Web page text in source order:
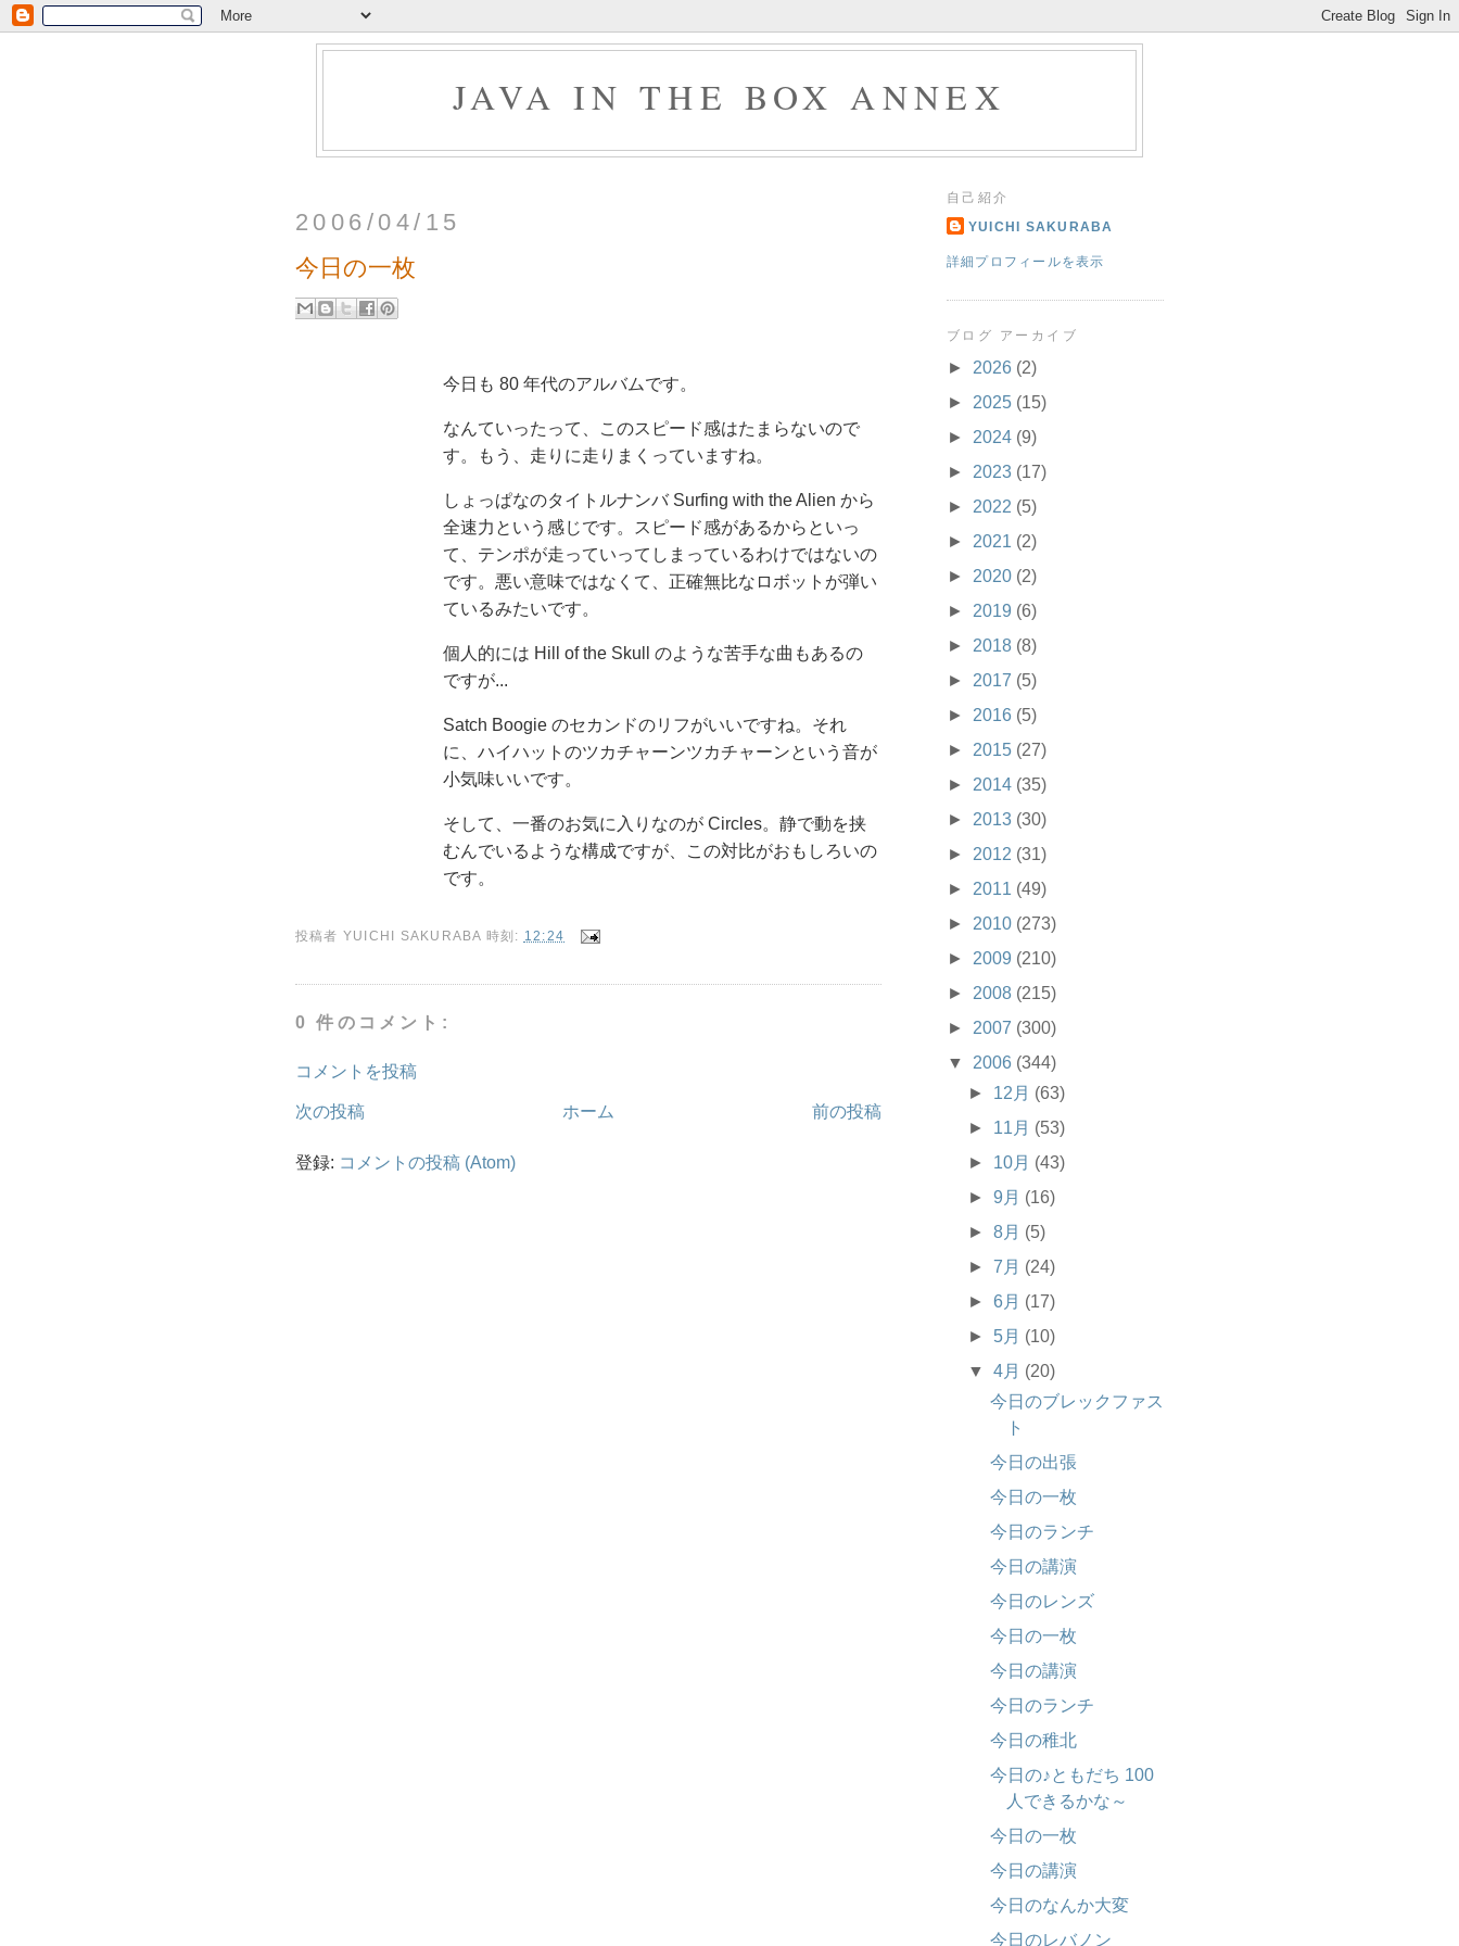
JAVA IN THE BOX ANNEX
2006/04/15
今日の一枚
今日も 80 年代のアルバムです。
なんていったって、このスピード感はたまらないので
す。もう、走りに走りまくっていますね。
しょっぱなのタイトルナンバ Surfing with the Alien から
全速力という感じです。スピード感があるからといっ
て、テンポが走っていってしまっているわけではないの
です。悪い意味ではなくて、正確無比なロボットが弾い
ているみたいです。
個人的には Hill of the Skull のような苦手な曲もあるの
ですが...
Satch Boogie のセカンドのリフがいいですね。それ
に、ハイハットのツカチャーンツカチャーンという音が
小気味いいです。
そして、一番のお気に入りなのが Circles。静で動を挟
むんでいるような構成ですが、この対比がおもしろいの
です。
投稿者 YUICHI SAKURABA 時刻: 12:24
0 件のコメント:
コメントを投稿
次の投稿 前の投稿
ホーム
登録: コメントの投稿 (Atom)
自己紹介
YUICHI SAKURABA
詳細プロフィールを表示
ブログ アーカイブ
► 2026 (2)
► 2025 (15)
► 2024 (9)
► 2023 (17)
► 2022 (5)
► 2021 (2)
► 2020 (2)
► 2019 (6)
► 2018 (8)
► 2017 (5)
► 2016 (5)
► 2015 (27)
► 2014 (35)
► 2013 (30)
► 2012 (31)
► 2011 (49)
► 2010 (273)
► 2009 (210)
► 2008 (215)
► 2007 (300)
▼ 2006 (344)
► 12月 (63)
► 11月 (53)
► 10月 (43)
►9月 (16)
►8月 (5)
►7月 (24)
►6月 (17)
► 5月 (10)
▼4月 (20)
今日のブレックファス
ト
今日の出張
今日の一枚
今日のランチ
今日の講演
今日のレンズ
今日の一枚
今日の講演
今日のランチ
今日の稚北
今日の♪ともだち 100
人できるかな～
今日の一枚
今日の講演
今日のなんか大変
今日のレバノン